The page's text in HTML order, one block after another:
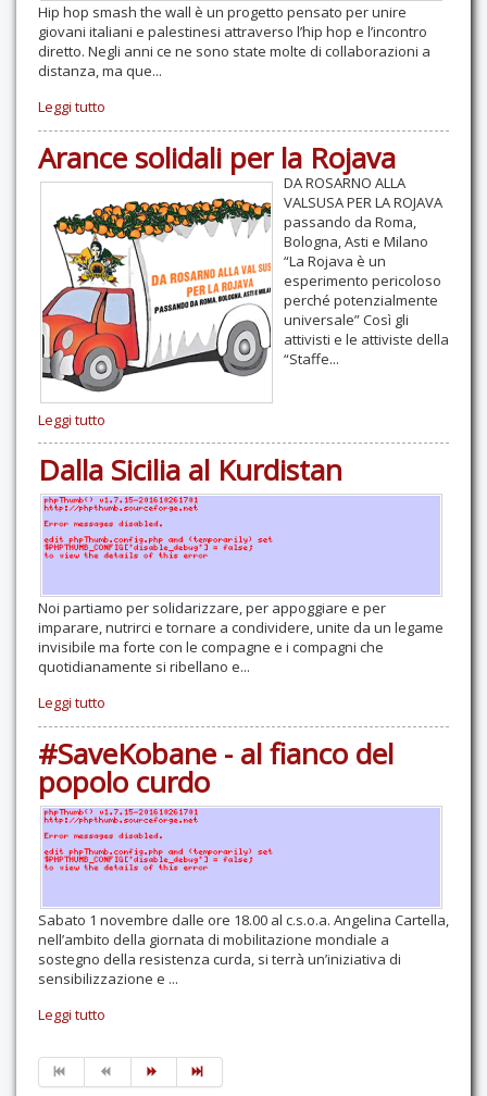
Hip hop smash the wall è un progetto pensato per unire
giovani italiani e palestinesi attraverso l’hip hop e l’incontro
diretto. Negli anni ce ne sono state molte di collaborazioni a
distanza, ma que...
Leggi tutto
Arance solidali per la Rojava
DA ROSARNO ALLA
VALSUSA PER LA ROJAVA
passando da Roma,
Bologna, Asti e Milano
“La Rojava è un
esperimento pericoloso
perché potenzialmente
universale” Così gli
attivisti e le attiviste della
“Staffe...
Leggi tutto
Dalla Sicilia al Kurdistan
Noi partiamo per solidarizzare, per appoggiare e per
imparare, nutrirci e tornare a condividere, unite da un legame
invisibile ma forte con le compagne e i compagni che
quotidianamente si ribellano e...
Leggi tutto
#SaveKobane - al fianco del
popolo curdo
Sabato 1 novembre dalle ore 18.00 al c.s.o.a. Angelina Cartella,
nell’ambito della giornata di mobilitazione mondiale a
sostegno della resistenza curda, si terrà un’iniziativa di
sensibilizzazione e ...
Leggi tutto